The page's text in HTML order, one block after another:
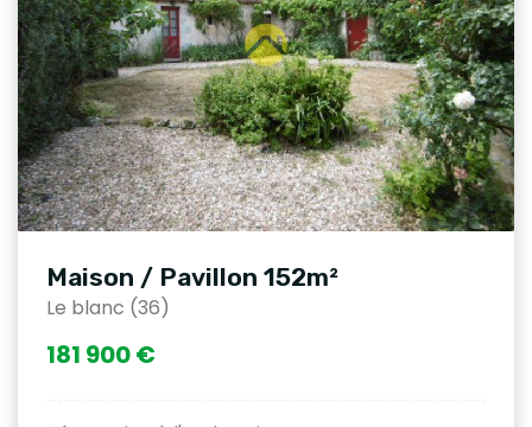
Maison / Pavillon 152m²
Le blanc (36)
181 900 €